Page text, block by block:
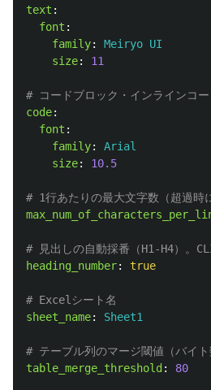
text :
font :
family:
Meiryo UI
size: 11
# コードブロック・インラインコー
code:
font :
family:
Arial
size: 10.5
# 1行あたりの最大文字数（超過時
# 見出しの自動採番（H1-H4）。
heading_number: true
# Excelシート名
sheet_name: Sheet1
# テーブル列のマージ閾値（バイト
table_merge_threshold : 80